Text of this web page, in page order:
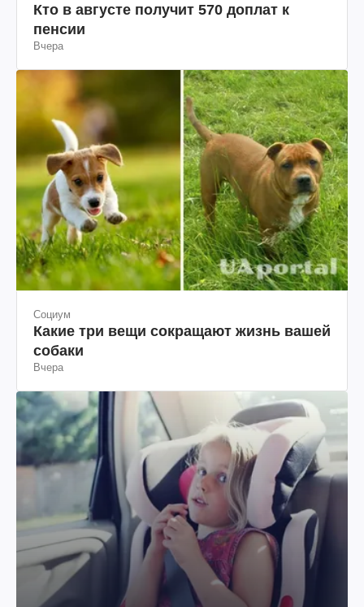
Кто в августе получит 570 доплат к
пенсии
Вчера
Социум
Какие три вещи сокращают жизнь вашей
собаки
Вчера